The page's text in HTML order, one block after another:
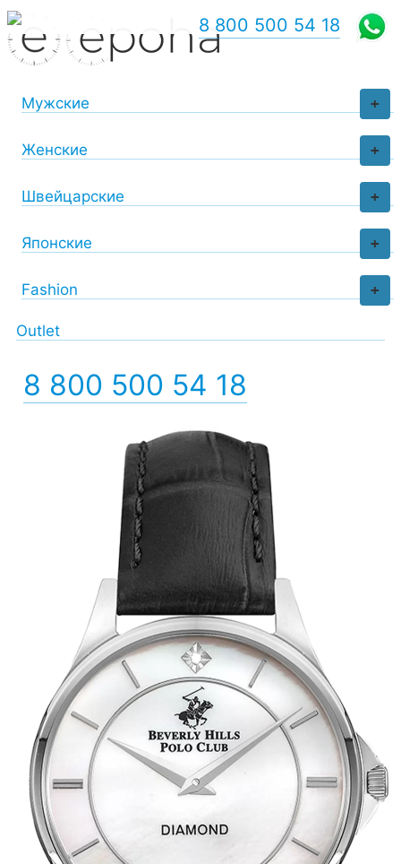
+
Мужские
+
Женские
+
Швейцарские
+
Японские
+
Fashion
Outlet
8 800 500 54 18
8 800 500 54 18